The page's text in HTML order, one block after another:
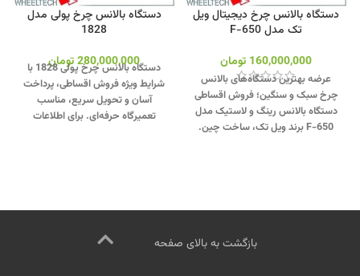
دستگاه بالانس چرخ دیجیتال ویل
تک مدل F-650
160,000,000 تومان
عرضه بهترین دستگاه‌های بالانس
چرخ سبک و سنگین؛ فروش اقساطی
دستگاه بالانس رینگ و لاستیک مدل
F-650 برند ویل تک، ساخت چین.
کنید
دستگاه بالانس چرخ پولی مدل
1828
280,000,000تومان
دستگاه بالانس چرخ پولی 1828 با
شرایط ویژه فروش اقساطی، پرداخت
آسان و تحویل سریع، مناسب
تعمیرگاه‌ حرفه‌ای. برای اطلاعات
بازگشت به بالای صفحه